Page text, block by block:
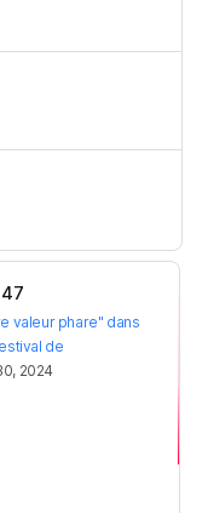
valeur phare" dans
de
2024